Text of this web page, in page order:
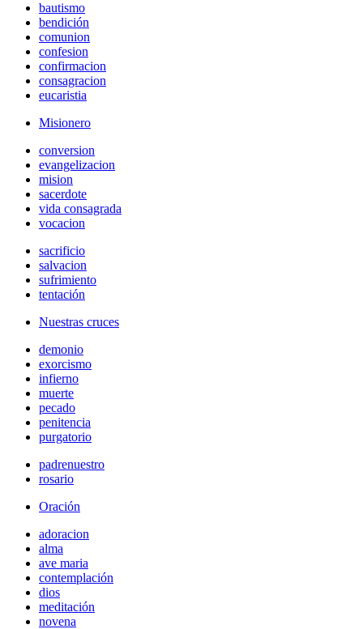
bautismo
bendición
comunion
confesion
confirmacion
consagracion
eucaristia
Misionero
conversion
evangelizacion
mision
sacerdote
vida consagrada
vocacion
sacrificio
salvacion
sufrimiento
tentación
Nuestras cruces
demonio
exorcismo
infierno
muerte
pecado
penitencia
purgatorio
padrenuestro
rosario
Oración
adoracion
alma
ave maria
contemplación
dios
meditación
novena